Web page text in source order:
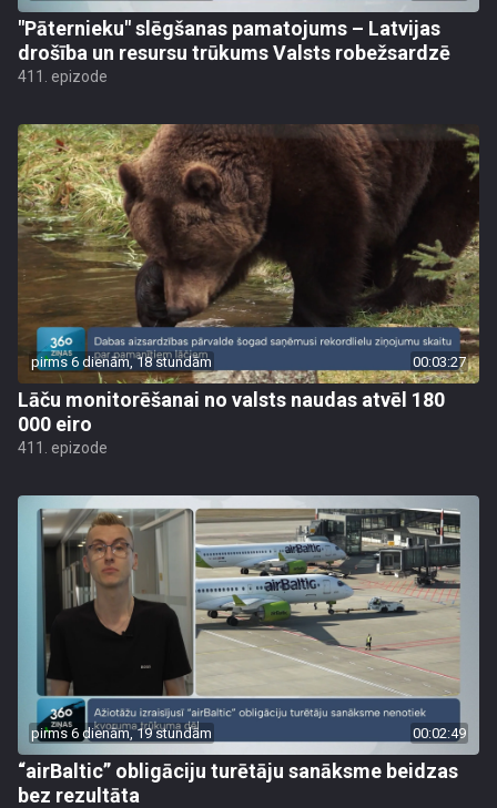
"Pāternieku" slēgšanas pamatojums – Latvijas
drošība un resursu trūkums Valsts robežsardzē
411. epizode
pirms 6 dienām, 18 stundām 00:03:27
Lāču monitorēšanai no valsts naudas atvēl 180
000 eiro
411. epizode
pirms 6 dienām, 19 stundām 00:02:49
“airBaltic” obligāciju turētāju sanāksme beidzas
bez rezultāta